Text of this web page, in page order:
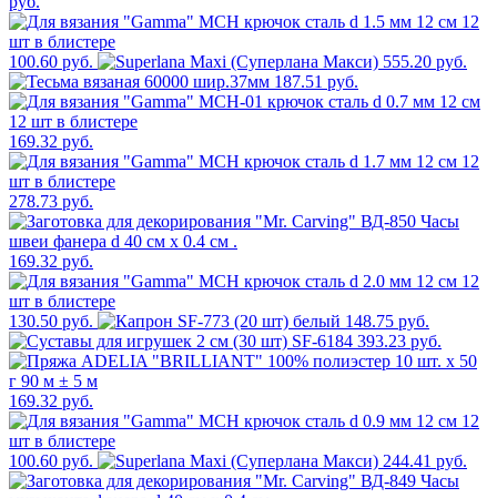
100.60 руб.
555.20 руб.
187.51 руб.
169.32 руб.
278.73 руб.
169.32 руб.
130.50 руб.
148.75 руб.
393.23 руб.
169.32 руб.
100.60 руб. 244.41 руб.